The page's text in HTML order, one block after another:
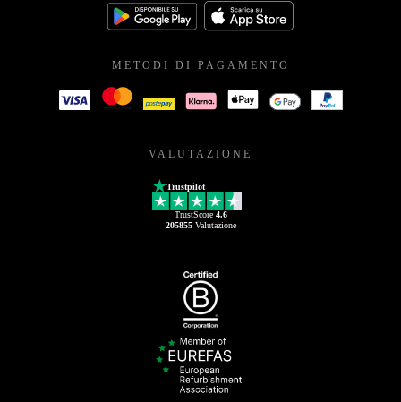
METODI DI PAGAMENTO
VALUTAZIONE
Trustpilot
TrustScore 4.6
205855Valutazione